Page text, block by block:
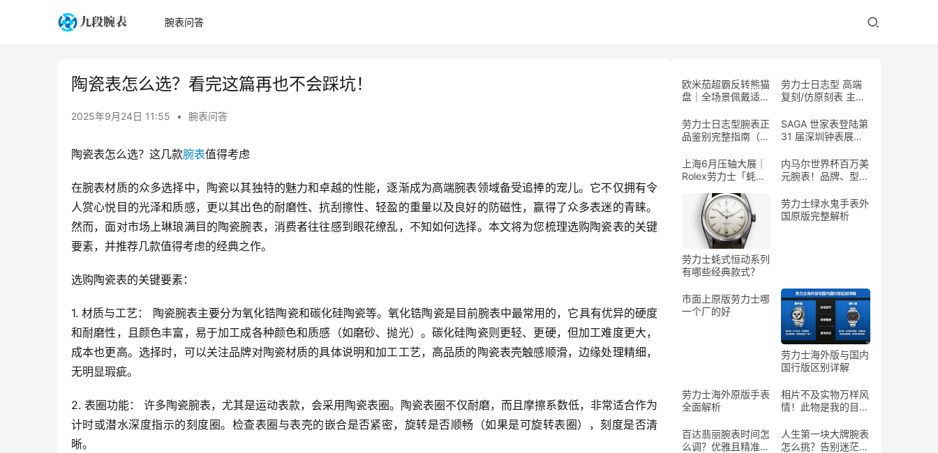
腕表问答
陶瓷表怎么选？看完这篇再也不会踩坑！
2025年9月24日 11:55 • 腕表问答
陶瓷表怎么选？这几款腕表值得考虑
在腕表材质的众多选择中，陶瓷以其独特的魅力和卓越的性能，逐渐成为高端腕表领域备受追捧的宠儿。它不仅拥有令
人赏心悦目的光泽和质感，更以其出色的耐磨性、抗刮擦性、轻盈的重量以及良好的防磁性，赢得了众多表迷的青睐。
然而，面对市场上琳琅满目的陶瓷腕表，消费者往往感到眼花缭乱，不知如何选择。本文将为您梳理选购陶瓷表的关键
要素，并推荐几款值得考虑的经典之作。
选购陶瓷表的关键要素：
1. 材质与工艺： 陶瓷腕表主要分为氧化锆陶瓷和碳化硅陶瓷等。氧化锆陶瓷是目前腕表中最常用的，它具有优异的硬度
和耐磨性，且颜色丰富，易于加工成各种颜色和质感（如磨砂、抛光）。碳化硅陶瓷则更轻、更硬，但加工难度更大，
成本也更高。选择时，可以关注品牌对陶瓷材质的具体说明和加工工艺，高品质的陶瓷表壳触感顺滑，边缘处理精细，
无明显瑕疵。
2. 表圈功能： 许多陶瓷腕表，尤其是运动表款，会采用陶瓷表圈。陶瓷表圈不仅耐磨，而且摩擦系数低，非常适合作为
计时或潜水深度指示的刻度圈。检查表圈与表壳的嵌合是否紧密，旋转是否顺畅（如果是可旋转表圈），刻度是否清
晰。
欧米茄超霸反转熊猫
盘｜全场景佩戴适配
劳力士日志型 高端
复刻/仿原刻表 主流
劳力士日志型腕表正
品鉴别完整指南（普
SAGA 世家表登陆第
31 届深圳钟表展，
宝腕表惊艳亮相
上海6月压轴大展｜
Rolex劳力士「蚝式
年制表史诗独家呈现
内马尔世界杯百万美
元腕表！品牌、型
解析
劳力士蚝式恒动系列
有哪些经典款式？
劳力士绿水鬼手表外
国原版完整解析
市面上原版劳力士哪
一个厂的好
劳力士海外版与国内
国行版区别详解
劳力士海外原版手表
全面解析
相片不及实物万样风
情！此物是我的目标
百达翡丽腕表时间怎
么调？优雅且精准的
人生第一块大牌腕表
怎么挑？告别迷茫，